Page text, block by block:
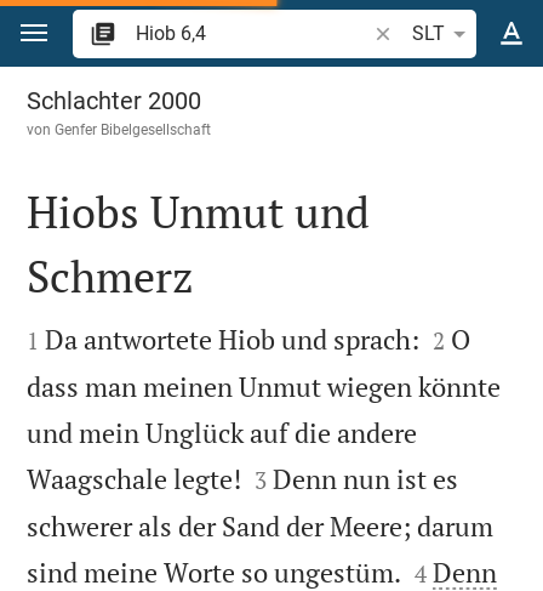
Zum Inhalt springen
Bibelstelle oder
SLT
Hiob 6
Schlachter 2000
vonGenfer Bibelgesellschaft

Hiobs Unmut und
Schmerz

1 Da antwortete Hiob und sprach: 

2 O
dass man meinen Unmut wiegen könnte
und mein Unglück auf die andere
Waagschale legte! 

3 Denn nun ist es
schwerer als der Sand der Meere; darum
sind meine Worte so ungestüm. 

4 Denn